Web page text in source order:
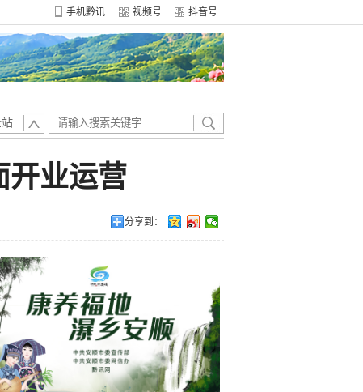
手机黔讯 视频号 抖音号
开业运营
分享到：